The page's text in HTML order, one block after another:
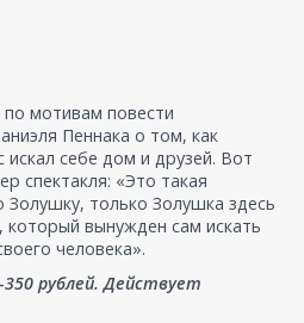
по мотивам повести
Пеннака о том, как
себе дом и друзей. Вот
спектакля: «Это такая
Золушку, только Золушка здесь
который вынужден сам искать
человека».
рублей. Действует